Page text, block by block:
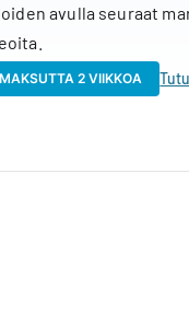
avulla seuraat
2 VIIKKOA